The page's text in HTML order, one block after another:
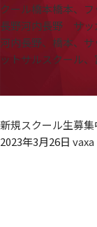
クール橋本橋本、
長野河内長野 サッ
河内長野、橋本、
ットサルスクール
新規スクール生募集
2023年3月26日 vaxa